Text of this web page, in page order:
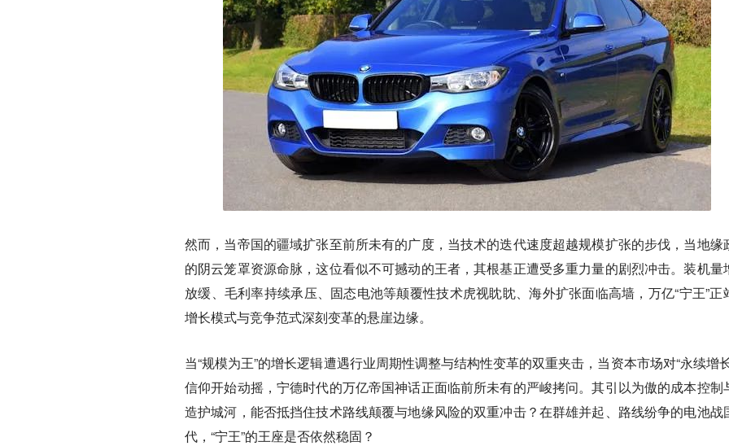
然而，当帝国的疆域扩张至前所未有的广度，当技术的迭代速度超越规模扩张的步伐，当地缘
的阴云笼罩资源命脉，这位看似不可撼动的王者，其根基正遭受多重力量的剧烈冲击。装机量
放缓、毛利率持续承压、固态电池等颠覆性技术虎视眈眈、海外扩张面临高墙，万亿“宁王”正
增长模式与竞争范式深刻变革的悬崖边缘。
当“规模为王”的增长逻辑遭遇行业周期性调整与结构性变革的双重夹击，当资本市场对“永续增
信仰开始动摇，宁德时代的万亿帝国神话正面临前所未有的严峻拷问。其引以为傲的成本控制
造护城河，能否抵挡住技术路线颠覆与地缘风险的双重冲击？在群雄并起、路线纷争的电池战
代，“宁王”的王座是否依然稳固？